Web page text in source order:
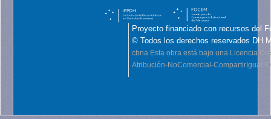
Proyecto financiado con recursos del
© Todos los derechos reservados DH
cbna Esta obra está bajo una Licencia
Atribución-NoComercial-CompartirIgual